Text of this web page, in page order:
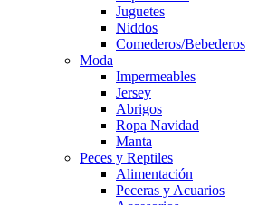
Juguetes
Niddos
Comederos/Bebederos
Moda
Impermeables
Jersey
Abrigos
Ropa Navidad
Manta
Peces y Reptiles
Alimentación
Peceras y Acuarios